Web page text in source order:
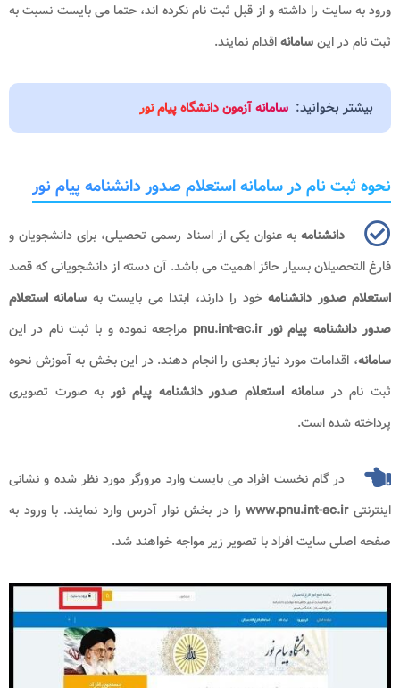
ورود به سایت را داشته و از قبل ثبت نام نکرده اند، حتما می بایست نسبت به
ثبت نام در اینسامانهاقدام نمایند.
بیشتر بخوانید: سامانه آزمون دانشگاه پیام نور
نحوه ثبت نام در سامانه استعلام صدور دانشنامه پیام نور
دانشنامهبه عنوان یکی از اسناد رسمی تحصیلی، برای دانشجویان و
فارغ التحصیلان بسیار حائز اهمیت می باشد. آن دسته از دانشجویانی که قصد
استعلام صدور دانشنامهخود را دارند، ابتدا می بایست به سامانه استعلام
صدور دانشنامه پیام نور pnu.int-ac.ir
مراجعه نموده و با ثبت نام در این
سامانه، اقدامات مورد نیاز بعدی را انجام دهند. در این بخش به آموزش نحوه
ثبت نام در سامانه استعلام صدور دانشنامه پیام نوربه صورت تصویری
پرداخته شده است.
در گام نخست افراد می بایست وارد مرورگر مورد نظر شده و نشانی
اینترنتیwww.pnu.int-ac.irرا در بخش نوار آدرس وارد نمایند. با ورود به
صفحه اصلی سایت افراد با تصویر زیر مواجه خواهند شد.